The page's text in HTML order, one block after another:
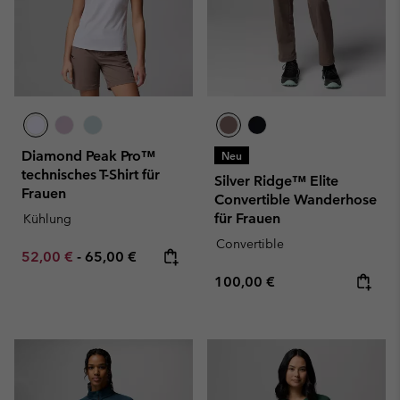
Diamond Peak Pro™
technisches T-Shirt für
Frauen
Kühlung
Minimum sale price:
52,00 € - Maximum price:
65,00 €
Neu
Silver Ridge™ Elite
Convertible Wanderhose
für Frauen
Convertible
Regular price:
100,00 €